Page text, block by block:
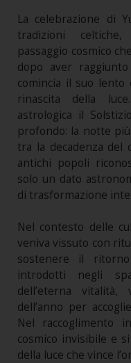
La celebrazione di
tradizioni
passaggio cosmico
dopo aver
comincia il suo lento
rinascita della
astrologica il
profondo: la notte
tra la decadenza del
antichi popoli
solo un dato
di trasformazione
Nel contesto delle
veniva vissuto con
sostenere il
introdotti negli
dell’eterna
dell’anno per
Nel raccoglimento
cosmico invisibile e
della luce che vince